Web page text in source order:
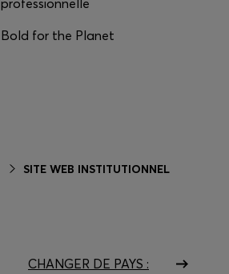
Bold for the Planet
SITE WEB INSTITUTIONNEL
CHANGER DE PAYS :